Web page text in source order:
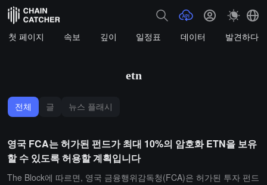
첫 페이지 속보 깊이 일정표 데이터 발견하다
etn
전체 글 뉴스 플래시
영국 FCA는 허가된 펀드가 최대 10%의 암호화 ETN을 보유
할 수 있도록 허용할 계획입니다
The Block에 따르면, 영국 금융행위감독청(FCA)은 허가된 투자 펀드